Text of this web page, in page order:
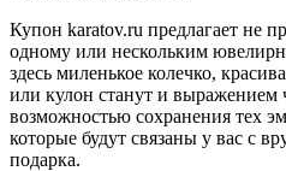
Купон karatov.ru предлагает не
одному или нескольким
здесь миленькое колечко,
или кулон станут и выражением
возможностью сохранения тех
которые будут связаны у вас с
подарка.